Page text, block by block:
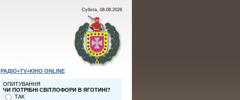
Субота, 08.08.2026
РАДІО+TV+КІНО ONLINE
ОПИТУВАННЯ
ЧИ ПОТРІБНІ СВІТЛОФОРИ В ЯГОТИНІ?
ТАК